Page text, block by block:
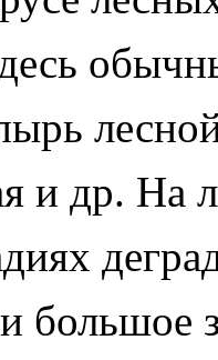
и др. На
большое